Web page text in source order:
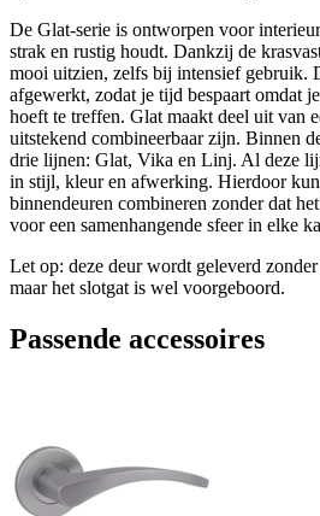
De Glat-serie is ontworpen voor
strak en rustig houdt. Dankzij de
mooi uitzien, zelfs bij intensief gebruik.
afgewerkt, zodat je tijd bespaart omdat
hoeft te treffen. Glat maakt deel uit van
uitstekend combineerbaar zijn. Binnen
drie lijnen: Glat, Vika en Linj. Al deze
in stijl, kleur en afwerking. Hierdoor
binnendeuren combineren zonder dat
voor een samenhangende sfeer in elke
Let op: deze deur wordt geleverd
maar het slotgat is wel voorgeboord.
Passende accessoires